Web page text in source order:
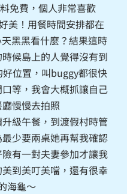
免費，個人非常喜歡
美！用餐時間安排都在
黑黑看什麼？結果這時
候島上的人覺得沒有到
位置，叫buggy都很快
等，我會大概抓讓自己
慢慢去拍照
級午餐，到渡假村時管
少要兩桌她再幫我確認
有一對夫妻參加才讓我
到美叮美噹，還有很幸
海龜～